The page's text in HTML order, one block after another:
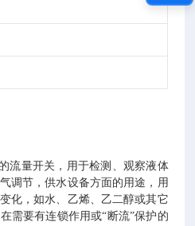
流量开关，用于检测、观察液体
调节，供水设备方面的用途，用
化，如水、乙烯、乙二醇或其它
需要有连锁作用或“断流”保护的